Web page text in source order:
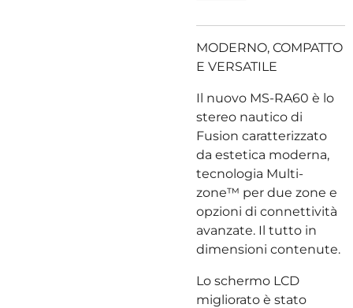
MODERNO, COMPATTO
E VERSATILE
Il nuovo MS-RA60 è lo
stereo nautico di
Fusion caratterizzato
da estetica moderna,
tecnologia Multi-
zone™ per due zone e
opzioni di connettività
avanzate. Il tutto in
dimensioni contenute.
Lo schermo LCD
migliorato è stato